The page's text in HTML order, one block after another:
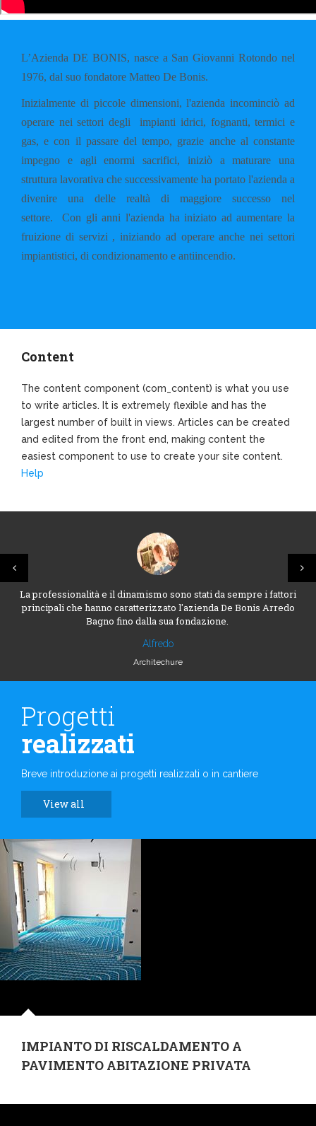
L’Azienda DE BONIS, nasce a San Giovanni Rotondo nel
1976, dal suo fondatore Matteo De Bonis.
Inizialmente di piccole dimensioni, l'azienda incominciò ad
operare nei settori degli impianti idrici, fognanti, termici e
gas, e con il passare del tempo, grazie anche al constante
impegno e agli enormi sacrifici, iniziò a maturare una
struttura lavorativa che successivamente ha portato l'azienda a
divenire una delle realtà di maggiore successo nel
settore.Con gli anni l'azienda ha iniziato ad aumentare la
fruizione di servizi , iniziando ad operare anche nei settori
impiantistici, di condizionamento e antiincendio.
Content
The content component (com_content) is what you use
to write articles. It is extremely flexible and has the
largest number of built in views. Articles can be created
and edited from the front end, making content the
easiest component to use to create your site content.
Help
La professionalità e il dinamismo sono stati da sempre i fattori
principali che hanno caratterizzato l'azienda De Bonis Arredo
Bagno fino dalla sua fondazione.
Alfredo
Architechure
Progetti
realizzati
Breve introduzione ai progetti realizzati o in cantiere
View all
IMPIANTO DI RISCALDAMENTO A
PAVIMENTO ABITAZIONE PRIVATA